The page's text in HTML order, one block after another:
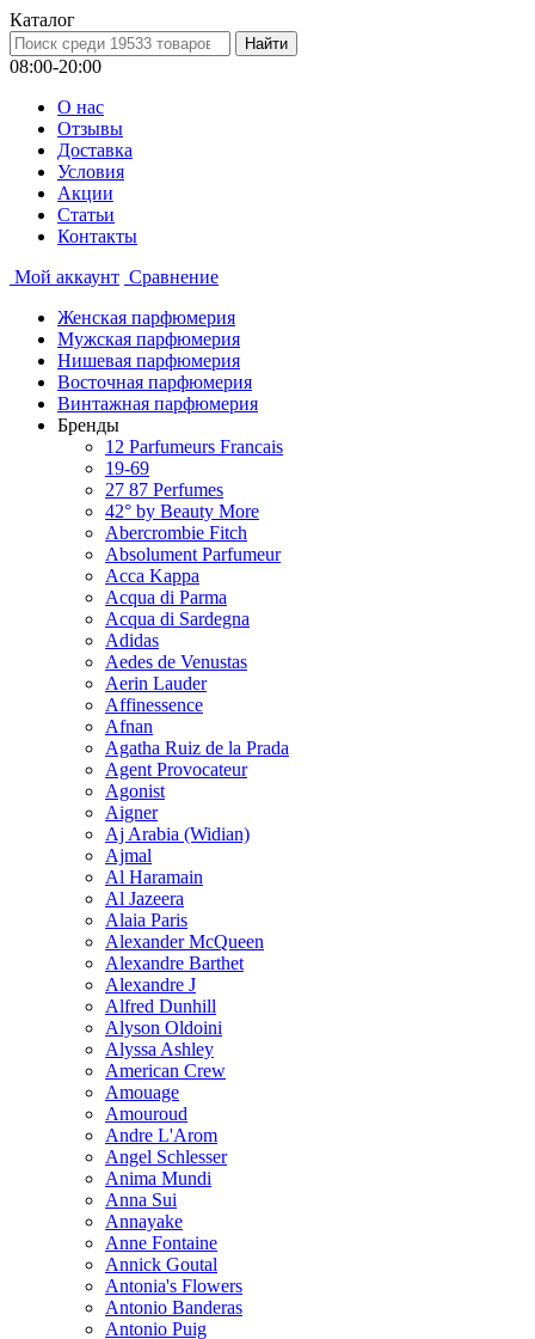
Каталог
08:00-20:00
О нас
Отзывы
Доставка
Условия
Aкции
Статьи
Контакты
Мой аккаунт Сравнение
Женская парфюмерия
Мужская парфюмерия
Нишевая парфюмерия
Восточная парфюмерия
Винтажная парфюмерия
Бренды
12 Parfumeurs Francais
19-69
27 87 Perfumes
42° by Beauty More
Abercrombie Fitch
Absolument Parfumeur
Acca Kappa
Acqua di Parma
Acqua di Sardegna
Adidas
Aedes de Venustas
Aerin Lauder
Affinessence
Afnan
Agatha Ruiz de la Prada
Agent Provocateur
Agonist
Aigner
Aj Arabia (Widian)
Ajmal
Al Haramain
Al Jazeera
Alaia Paris
Alexander McQueen
Alexandre Barthet
Alexandre J
Alfred Dunhill
Alyson Oldoini
Alyssa Ashley
American Crew
Amouage
Amouroud
Andre L'Arom
Angel Schlesser
Anima Mundi
Anna Sui
Annayake
Anne Fontaine
Annick Goutal
Antonia's Flowers
Antonio Banderas
Antonio Puig